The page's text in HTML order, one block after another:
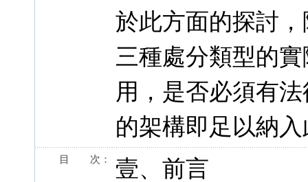
於此方面的探討
三種處分類型的
用，是否必須有
的架構即足以納
目 次：
壹、前言